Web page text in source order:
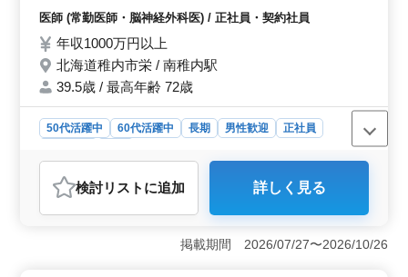
資格と、自動車整備の経験が10年以上必要です。高卒以
上の学歴が求められます。この求人は50歳以上の中高年
の方々も積極的に歓迎しており、豊富な経験を活かして
活躍するチャンスがあります。
す。 ※希望により夜間当直もお任せ致しま
す。
医師 (常勤医師・脳神経外科医) / 正社員・契約社員
年収1000万円以上
北海道稚内市栄 / 南稚内駅
39.5歳 / 最高年齢 72歳
50代活躍中 60代活躍中 長期 男性歓迎
正社員
おすすめポイント
＜シニア活躍中＞ シニアの方も活躍中、年齢を重ねた
専門職のスキルと経験を生かせる環境があります。経験
豊富な脳神経外科医を募集しており、長年のキャリアを
活かす絶好の機会です。 ＜勤務スタイル＞ 夜勤は
検討リスト に追加 詳しく見る
掲載期間 2026/07/27〜2026/10/26